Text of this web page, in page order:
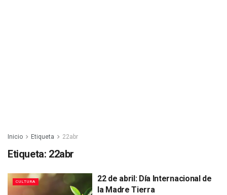
Inicio Etiqueta 22abr
Etiqueta: 22abr
CULTURA
22 de abril: Día Internacional de
la Madre Tierra